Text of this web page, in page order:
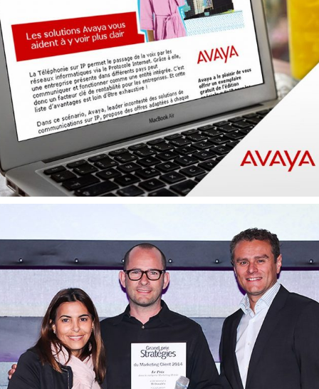
CRM / DATA / KPI MARQUE
. E-COMMERCE
EXPÉRIENCE
UTILISATEUR
MOBILITÉ TRANSFORMATION DIGITALE